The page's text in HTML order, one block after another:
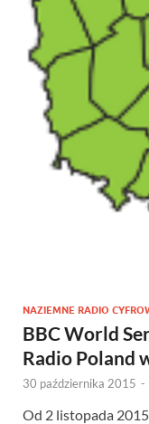
NAZIEMNE RADIO
BBC World
Radio Poland
30 października 2015 -
Od 2 listopada